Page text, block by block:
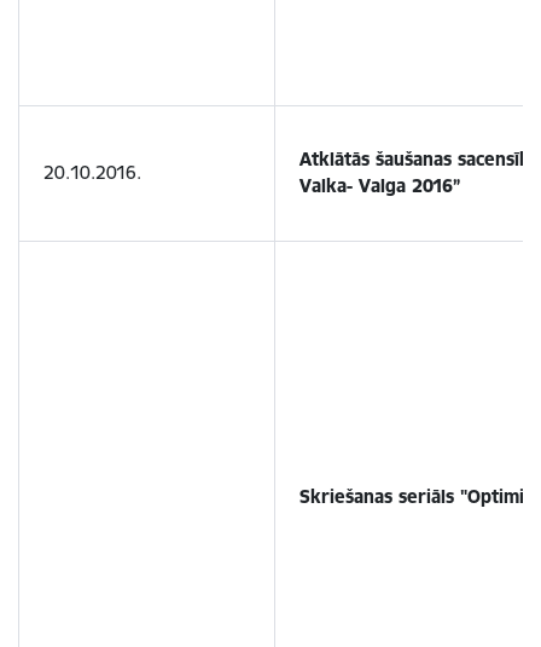
20.10.2016.
Atklātās šaušanas
Valka- Valga 2016”
Skriešanas seriāls